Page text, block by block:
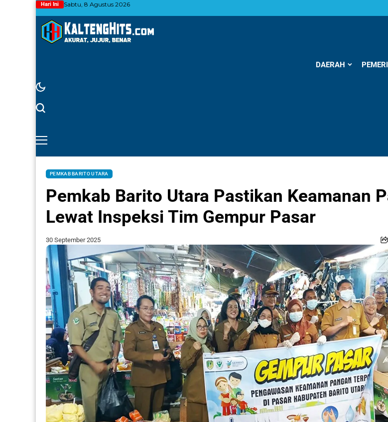
Hari Ini Sabtu, 8 Agustus 2026
DAERAH
PEMKAB BARITO UTARA
Pemkab Barito Utara Pastikan Keamanan
Lewat Inspeksi Tim Gempur Pasar
30 September 2025